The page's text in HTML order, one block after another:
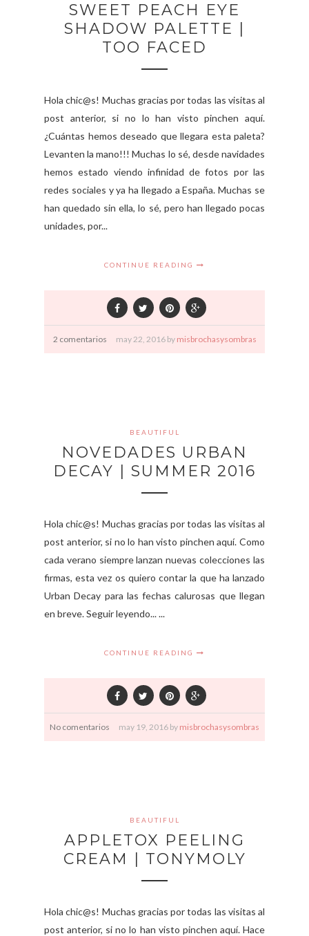
SWEET PEACH EYE
SHADOW PALETTE |
TOO FACED
Hola chic@s! Muchas gracias por todas las visitas al
post anterior, si no lo han visto pinchen aquí.
¿Cuántas hemos deseado que llegara esta paleta?
Levanten la mano!!! Muchas lo sé, desde navidades
hemos estado viendo infinidad de fotos por las
redes sociales y ya ha llegado a España. Muchas se
han quedado sin ella, lo sé, pero han llegado pocas
unidades, por...
CONTINUE READING
2 comentarios may22, 2016 by misbrochasysombras
BEAUTIFUL
NOVEDADES URBAN
DECAY | SUMMER 2016
Hola chic@s! Muchas gracias por todas las visitas al
post anterior, si no lo han visto pinchen aquí. Como
cada verano siempre lanzan nuevas colecciones las
firmas, esta vez os quiero contar la que ha lanzado
Urban Decay para las fechas calurosas que llegan
en breve. Seguir leyendo... ...
CONTINUE READING
No comentarios may 19, 2016 by misbrochasysombras
BEAUTIFUL
APPLETOX PEELING
CREAM | TONYMOLY
Hola chic@s! Muchas gracias por todas las visitas al
post anterior, si no lo han visto pinchen aquí. Hace